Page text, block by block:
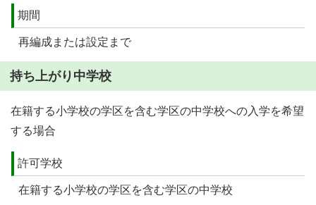
期間
再編成または設定まで
持ち上がり中学校
在籍する小学校の学区を含む学区の中学校への入学を希望
する場合
許可学校
在籍する小学校の学区を含む学区の中学校